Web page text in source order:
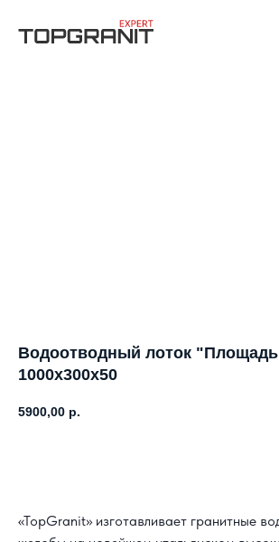
Водоотводный лоток
1000х300х50
5900,00 р.
«TopGranit» изготавливает гранитные